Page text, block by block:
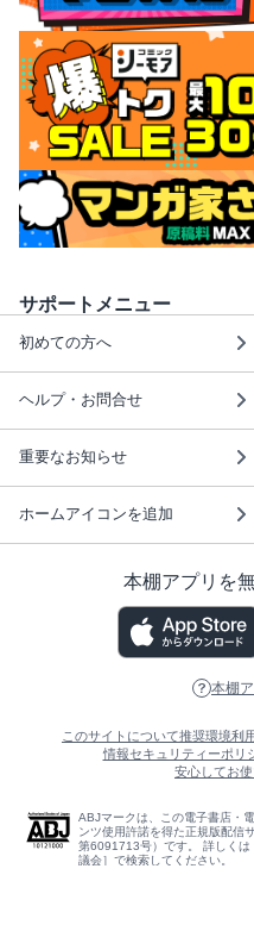
サポートメニュー
初めての方へ
ヘルプ・お問合せ
重要なお知らせ
ホームアイコンを追加
本棚アプリを
本棚
このサイトについて推奨環境利
情報セキュリティーポリ
安心してお
ABJマークは、この電子書店・
ンツ使用許諾を得た正規版配信
第6091713号）です。 詳しく
議会］で検索してください。